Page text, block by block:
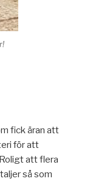
fick äran att
för att
att flera
så som